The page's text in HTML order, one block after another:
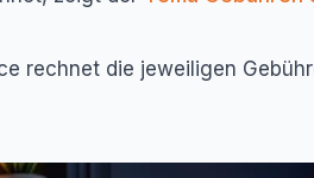
rechnet die jeweiligen